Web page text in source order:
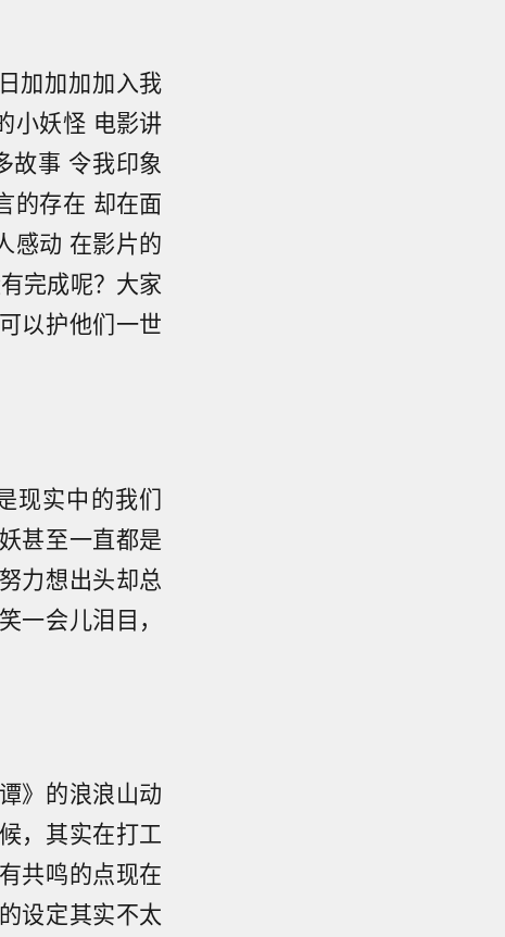
加加加加入我
小妖怪 电影讲
故事 令我印象
的存在 却在面
感动 在影片的
完成呢？大家
以护他们一世
现实中的我们
甚至一直都是
力想出头却总
会儿泪目，
》的浪浪山动
，其实在打工
共鸣的点现在
设定其实不太